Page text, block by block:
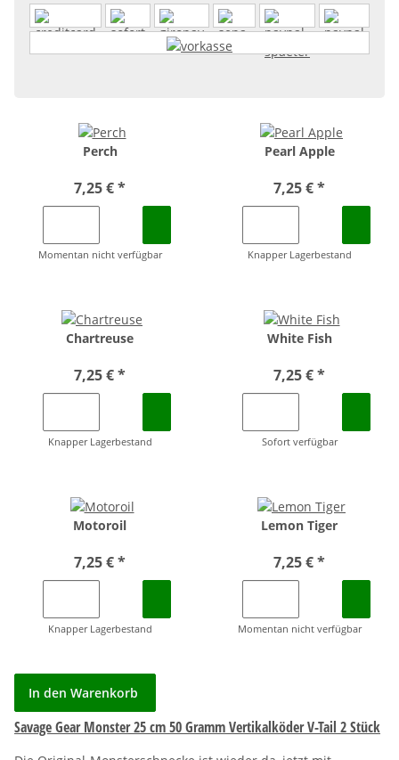
Perch
7,25 €*
Momentan nicht verfügbar
Pearl Apple
7,25 €*
Knapper Lagerbestand
Chartreuse
7,25 €*
Knapper Lagerbestand
White Fish
7,25 €*
Sofort verfügbar
Motoroil
7,25 €*
Knapper Lagerbestand
Lemon Tiger
7,25 €*
Momentan nicht verfügbar
In den Warenkorb
Savage Gear Monster 25 cm 50 Gramm Vertikalköder V-Tail 2 Stück